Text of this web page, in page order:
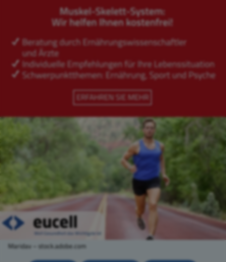
Maridav – stock.adobe.com